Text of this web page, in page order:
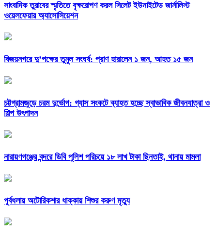
সাংবাদিক তুরাবের স্মৃতিতে বৃক্ষরোপণ করল সিলেট ইউনাইটেড জার্নালিস্ট
ওয়েলফেয়ার অ্যাসোসিয়েশন
বিজয়নগরে দু’পক্ষের তুমুল সংঘর্ষ: প্রাণ হারালেন ১ জন, আহত ১৫ জন
চট্টগ্রামজুড়ে চরম দুর্ভোগ: গ্যাস সংকটে ব্যাহত হচ্ছে স্বাভাবিক জীবনযাত্রা ও
শিল্প উৎপাদন
নারায়ণগঞ্জের বন্দরে ডিবি পুলিশ পরিচয়ে ১৮ লাখ টাকা ছিনতাই, থানায় মামলা
পূর্বধলায় অটোরিকশার ধাক্কায় শিশুর করুণ মৃত্যু